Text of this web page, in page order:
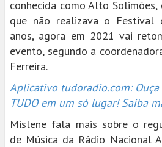
conhecida como Alto Solimões,
que não realizava o Festival
anos, agora em 2021 vai
evento, segundo a
Ferreira.
Aplicativo tudoradio.com:
TUDO em um só lugar! Saiba
Mislene fala mais sobre o
de Música da Rádio Nacional